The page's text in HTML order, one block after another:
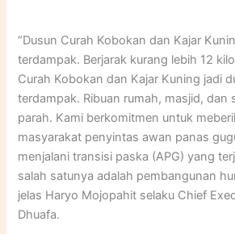
“Dusun Curah Kobokan dan Kajar
terdampak. Berjarak kurang lebih 12
Curah Kobokan dan Kajar Kuning jadi
terdampak. Ribuan rumah, masjid, dan
parah. Kami berkomitmen untuk
masyarakat penyintas awan panas
menjalani transisi paska (APG) yang
salah satunya adalah pembangunan
jelas Haryo Mojopahit selaku Chief
Dhuafa.